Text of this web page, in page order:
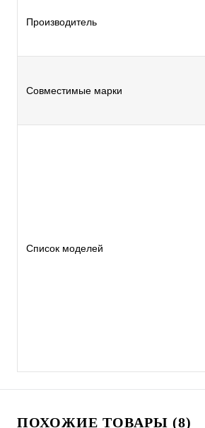
Производитель
Совместимые марки
Список моделей
ПОХОЖИЕ ТОВАРЫ (8)